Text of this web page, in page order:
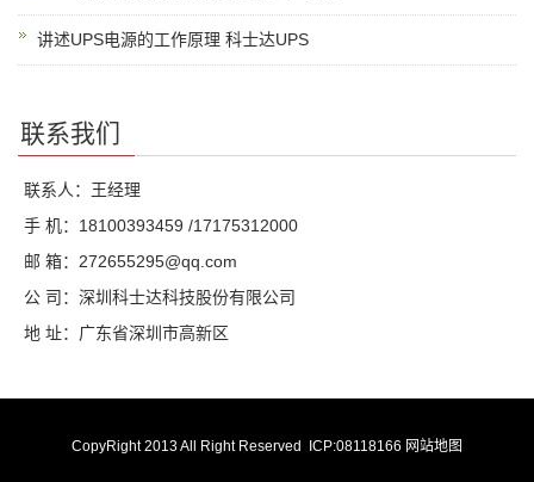
讲述UPS电源的工作原理 科士达UPS
联系我们
联系人：王经理
手 机：18100393459 /17175312000
邮 箱：272655295@qq.com
公 司：深圳科士达科技股份有限公司
地 址：广东省深圳市高新区
CopyRight 2013 All Right Reserved ICP:08118166 网站地图